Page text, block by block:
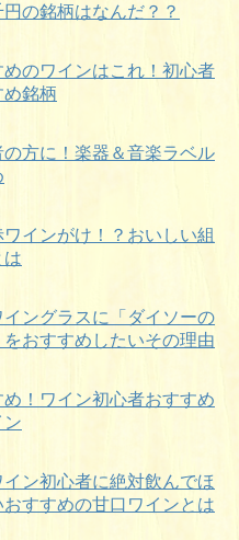
の銘柄はなんだ？？
のワインはこれ！初心者
銘柄
方に！楽器＆音楽ラベル
インがけ！？おいしい組
は
イングラスに「ダイソーの
をおすすめしたいその理由
！ワイン初心者おすすめ
ン
イン初心者に絶対飲んでほ
すすめの甘口ワインとは